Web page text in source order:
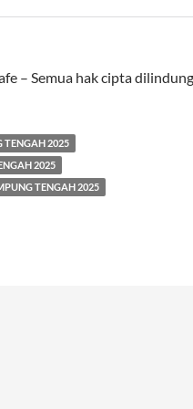
– Semua hak cipta
TENGAH 2025
2025
TENGAH 2025